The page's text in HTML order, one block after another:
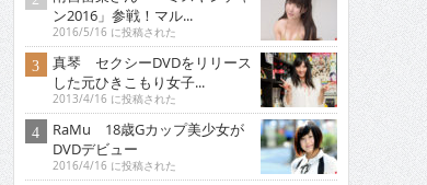
ン2016」参戦！マル...
2016/5/16 に投稿された
真琴 セクシーDVDをリリース
した元ひきこもり女子...
2013/4/16 に投稿された
RaMu 18歳Gカップ美少女が
DVDデビュー
2016/4/16 に投稿された